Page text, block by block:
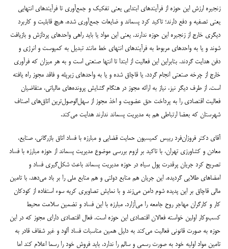
زنجیره ارزش این حوزه از فرآیندهای ابتدایی یعنی تفکیک و جمع‌آوری تا فرآیندهای انتهایی
یعنی تصفیه و دفع دارند؛ تاکید کرد پسماند و ضایعات جمع‌آوری شده، هیچ قابلیت و کاربرد
دیگری خارج از زنجیره این حوزه ندارند. یعنی این مواد یا باید راهی واحدهای پردازش و بازیافت
شوند و یا به واحدهای مربوط به فرآیندهای انتهای خط مانند تبدیل به کمپوست و انرژی و
دفن هدایت گردند. بنابراین این فعالیت از ابتدا تا انتها صنعتی است و به هر میزان که فرآوری
خارج از چرخه صنعتی انجام گردد، یا قاچاق شده و یا به واحدهای زیرپله و فاقد مجوز راه یافته
است. از طرف دیگر نیز، نیاز به ارائه مجوز در هنگام گشایش پرونده‌های مالیاتی، متقاضیان
فعالیت اقتصادی را به پرداخت حق عضویت و اخذ مجوز از سهل‌الوصول‌ترین اتاق‌های اصناف
شهرستان که بعضا ارتباطی هم به مدیریت پسماند ندارند هدایت می‌کند.
آقای دکتر فروزان‌فرد رییس کمیسیون حمایت قضایی و مبارزه با فساد اتاق بازرگانی، صنایع،
معادن و کشاورزی تهران، با تاکید بر لزوم بررسی موضوع مدیریت پسماند از حوزه مبارزه با فساد
تصریح کرد جریان پرقدرت پول سیاه در حوزه مدیریت پسماند باعث شکل‌گیری فساد و
امضاهای طلایی گردیده. این جریان هم منابع دولتی و هم منابع ملی را بر باد می‌دهد، با تامین
مالی قاچاق بر این پدیده شوم دامن می‌زند و با نمایش تصاویری کریه سوء استفاده از کودکان
کار و کارگران مهاجر روح جامعه را می‌آزارد. مبارزه با این فساد و تضمین سلامت محیط
کسب‌وکار اولین خواسته فعالان اقتصادی این حوزه است. فعال اقتصادی دارای مجوز که در این
حوزه به صورت قانونی فعالیت می‌کند به دلیل همین مناسبات فساد آلود و غیر شفاف قادر به
تامین مواد اولیه خود به صورت رسمی و سالم را ندارد، باید فروش خود را رسما اعلام کند اما